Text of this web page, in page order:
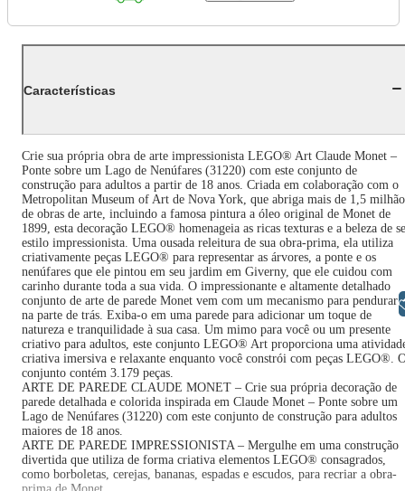
Características
Crie sua própria obra de arte impressionista LEGO® Art Claude Monet –
Ponte sobre um Lago de Nenúfares (31220) com este conjunto de
construção para adultos a partir de 18 anos. Criada em colaboração com o
Metropolitan Museum of Art de Nova York, que abriga mais de 1,5 milhão
de obras de arte, incluindo a famosa pintura a óleo original de Monet de
1899, esta decoração LEGO® homenageia as ricas texturas e a beleza de
estilo impressionista. Uma ousada releitura de sua obra-prima, ela utiliza
criativamente peças LEGO® para representar as árvores, a ponte e os
nenúfares que ele pintou em seu jardim em Giverny, que ele cuidou com
carinho durante toda a sua vida. O impressionante e altamente detalhado
conjunto de arte de parede Monet vem com um mecanismo para pendurar
na parte de trás. Exiba-o em uma parede para adicionar um toque de
natureza e tranquilidade à sua casa. Um mimo para você ou um presente
criativo para adultos, este conjunto LEGO® Art proporciona uma
criativa imersiva e relaxante enquanto você constrói com peças LEGO®.
conjunto contém 3.179 peças.
ARTE DE PAREDE CLAUDE MONET – Crie sua própria decoração de
parede detalhada e colorida inspirada em Claude Monet – Ponte sobre um
Lago de Nenúfares (31220) com este conjunto de construção para adultos
maiores de 18 anos.
ARTE DE PAREDE IMPRESSIONISTA – Mergulhe em uma construção
divertida que utiliza de forma criativa elementos LEGO® consagrados,
como borboletas, cerejas, bananas, espadas e escudos, para recriar a obra-
Libras